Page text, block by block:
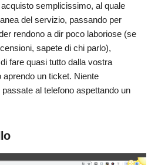
semplicissimo, al quale
del servizio, passando per
rendono a dir poco laboriose (se
sapete di chi parlo),
fare quasi tutto dalla vostra
un ticket. Niente
al telefono aspettando un